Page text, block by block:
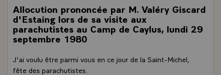
Allocution prononcée par M. Valéry Giscard
d'Estaing lors de sa visite aux
parachutistes au Camp de Caylus, lundi 29
septembre 1980
J'ai voulu être parmi vous en ce jour de la Saint-Michel,
fête des parachutistes.